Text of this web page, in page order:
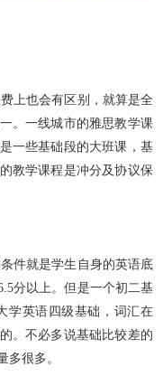
上也会有区别，就算是全
。一线城市的雅思教学课
一些基础段的大班课，基
教学课程是冲分及协议保
件就是学生自身的英语底
分以上。但是一个初二基
学英语四级基础，词汇在
。不必多说基础比较差的
多很多。